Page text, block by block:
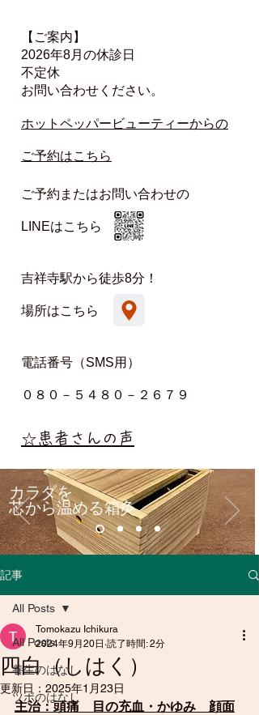
吉祥寺駅から徒歩8分！
場所はこちら
電話番号（SMS用）
０８０－５４８０－２６７９
【ご案内】
2026年8月の休診日
不定休
お問い合わせください。
ご予約またはお問い合わせの
LINEはこちら
ホットペッパービューティーからの
ご予約はこちら
☆患者さんの声
カラダを
芯から温める箱灸
記事
All Posts
養生のはなし
ツボのはなし
All Posts
四白（しはく）
Tomokazu Ichikura
2024年9月20日 読了時間: 2分
更新日： 2025年1月23日
主治：頭痛　目の充血・かゆみ　顔面